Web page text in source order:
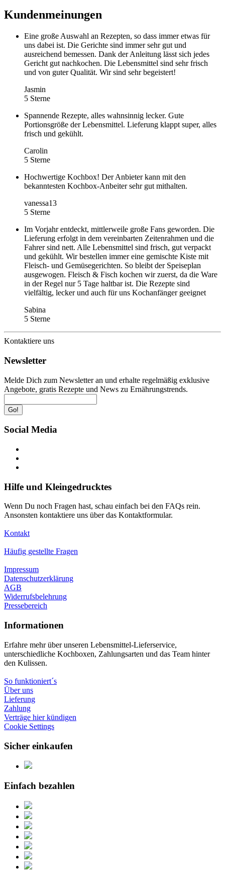
Kundenmeinungen
Eine große Auswahl an Rezepten, so dass immer etwas für
uns dabei ist. Die Gerichte sind immer sehr gut und
ausreichend bemessen. Dank der Anleitung lässt sich jedes
Gericht gut nachkochen. Die Lebensmittel sind sehr frisch
und von guter Qualität. Wir sind sehr begeistert!
Jasmin
5 Sterne
Spannende Rezepte, alles wahnsinnig lecker. Gute
Portionsgröße der Lebensmittel. Lieferung klappt super, alles
frisch und gekühlt.
Carolin
5 Sterne
Hochwertige Kochbox! Der Anbieter kann mit den
bekanntesten Kochbox-Anbeiter sehr gut mithalten.
vanessa13
5 Sterne
Im Vorjahr entdeckt, mittlerweile große Fans geworden. Die
Lieferung erfolgt in dem vereinbarten Zeitenrahmen und die
Fahrer sind nett. Alle Lebensmittel sind frisch, gut verpackt
und gekühlt. Wir bestellen immer eine gemischte Kiste mit
Fleisch- und Gemüsegerichten. So bleibt der Speiseplan
ausgewogen. Fleisch & Fisch kochen wir zuerst, da die Ware
in der Regel nur 5 Tage haltbar ist. Die Rezepte sind
vielfältig, lecker und auch für uns Kochanfänger geeignet
Sabina
5 Sterne
Kontaktiere uns
Newsletter
Melde Dich zum Newsletter an und erhalte regelmäßig exklusive
Angebote, gratis Rezepte und News zu Ernährungstrends.
Go!
Social Media
Hilfe und Kleingedrucktes
Wenn Du noch Fragen hast, schau einfach bei den FAQs rein.
Ansonsten kontaktiere uns über das Kontaktformular.
Kontakt
Häufig gestellte Fragen
Impressum
Datenschutzerklärung
AGB
Widerrufsbelehrung
Pressebereich
Informationen
Erfahre mehr über unseren Lebensmittel-Lieferservice,
unterschiedliche Kochboxen, Zahlungsarten und das Team hinter
den Kulissen.
So funktioniert´s
Über uns
Lieferung
Zahlung
Verträge hier kündigen
Cookie Settings
Sicher einkaufen
Einfach bezahlen